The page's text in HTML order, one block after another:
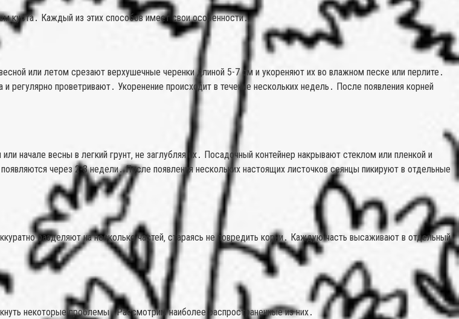
куста․ Каждый из этих способов имеет свои особенности․
или летом срезают верхушечные черенки длиной 5-7 см и укореняют их во влажном песке или перлите․
проветривают․ Укоренение происходит в течение нескольких недель․ После появления корней
весны в легкий грунт‚ не заглубляя их․ Посадочный контейнер накрывают стеклом или пленкой и
через 2-3 недели․ После появления нескольких настоящих листочков сеянцы пикируют в отдельные
разделяют на несколько частей‚ стараясь не повредить корни․ Каждую часть высаживают в отдельный
некоторые проблемы․ Рассмотрим наиболее распространенные из них․